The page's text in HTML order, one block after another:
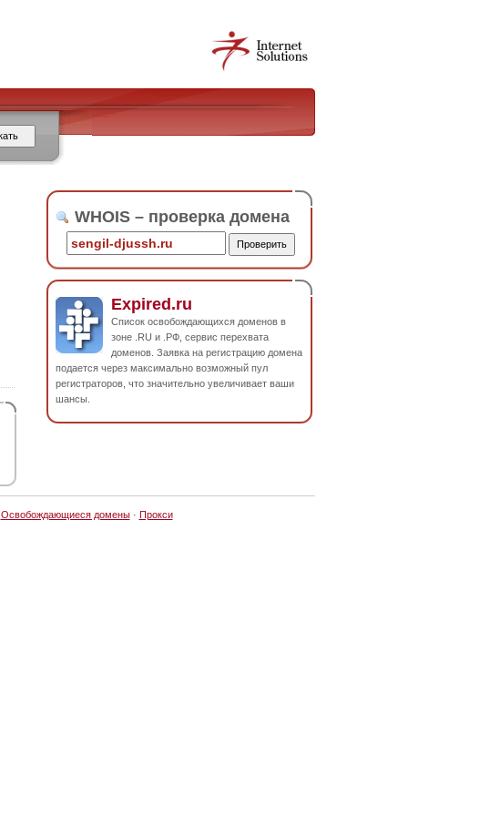
WHOIS – проверка домена
Expired.ru
Список освобождающихся доменов в
зоне .RU и .РФ, сервис перехвата
доменов. Заявка на регистрацию домена
подается через максимально возможный пул
регистраторов, что значительно увеличивает ваши
шансы.
Освобождающиеся домены· Прокси